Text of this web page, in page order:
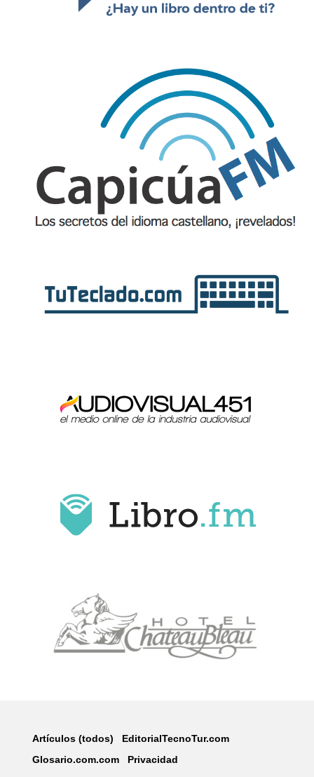
Artículos (todos)
EditorialTecnoTur.com
Glosario.com.com
Privacidad